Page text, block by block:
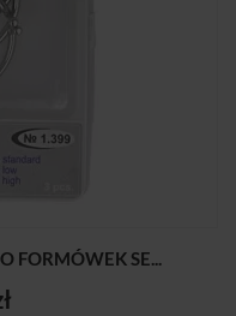
FORMÓWEK SE...